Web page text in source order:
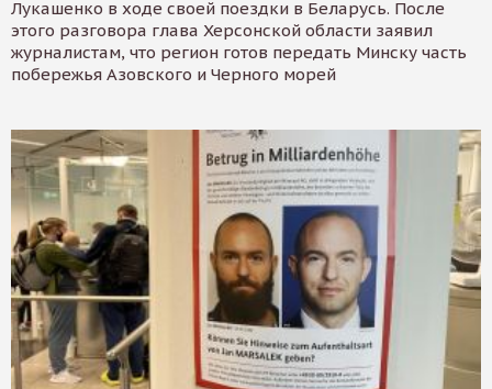
Лукашенко в ходе своей поездки в Беларусь. После
этого разговора глава Херсонской области заявил
журналистам, что регион готов передать Минску часть
побережья Азовского и Черного морей